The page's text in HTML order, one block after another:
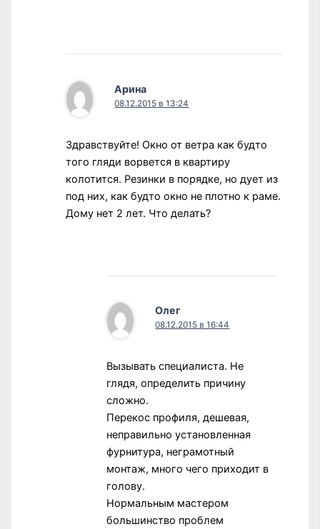
Арина
08.12.2015 в 13:24
Здравствуйте! Окно от ветра как будто
того гляди ворвется в квартиру
колотится. Резинки в порядке, но дует из
под них, как будто окно не плотно к раме.
Дому нет 2 лет. Что делать?
Олег
08.12.2015 в 16:44
Вызывать специалиста. Не
глядя, определить причину
сложно.
Перекос профиля, дешевая,
неправильно установленная
фурнитура, неграмотный
монтаж, много чего приходит в
голову.
Нормальным мастером
большинство проблем